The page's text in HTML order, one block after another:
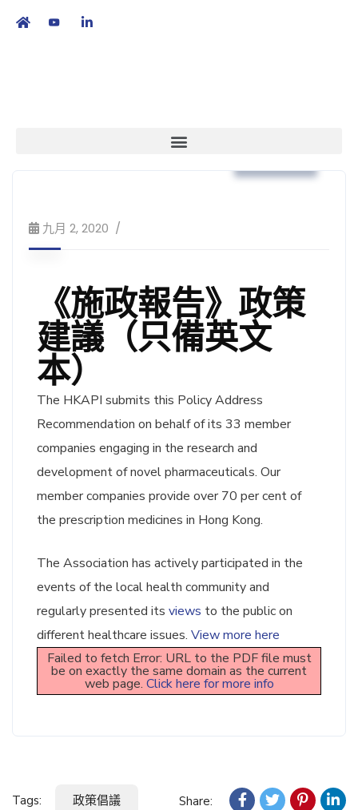
九月 2, 2020
《施政報告》政策
建議（只備英文
本）
The HKAPI submits this Policy Address
Recommendation on behalf of its 33 member
companies engaging in the research and
development of novel pharmaceuticals. Our
member companies provide over 70 per cent of
the prescription medicines in Hong Kong.
The Association has actively participated in the
events of the local health community and
regularly presented its views to the public on
different healthcare issues. View more here
Failed to fetch Error: URL to the PDF file must
be on exactly the same domain as the current
web page. Click here for more info
Tags: 政策倡議 Share: